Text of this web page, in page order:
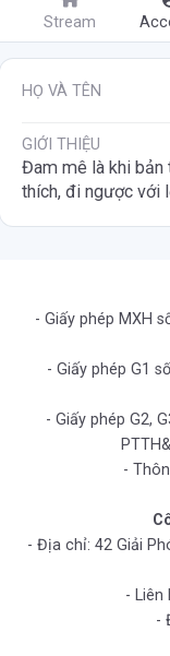
Stream
HỌ VÀ TÊN
GIỚI THIỆU
Đam mê là khi bản
thích, đi ngược với
- Giấy phép MXH
- Giấy phép G1
- Giấy phép G2,
-
- Địa chỉ: 42 Giải
- Liên
-